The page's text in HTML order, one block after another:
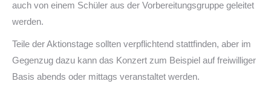
auch von einem Schüler aus der Vorbereitungsgruppe geleitet
werden.
Teile der Aktionstage sollten verpflichtend stattfinden, aber im
Gegenzug dazu kann das Konzert zum Beispiel auf freiwilliger
Basis abends oder mittags veranstaltet werden.